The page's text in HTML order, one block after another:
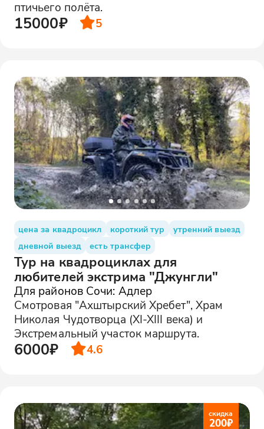
птичьего полёта.
15000₽ 5
цена за квадроцикл короткий тур
утренний выезд
дневной выезд
есть трансфер
Тур на квадроциклах для
любителей экстрима "Джунгли"
Для районов Сочи: Адлер
Смотровая "Ахштырский Хребет", Храм
Николая Чудотворца (XI-XIII века) и
Экстремальный участок маршрута.
6000₽ 4.6
скидка
200₽